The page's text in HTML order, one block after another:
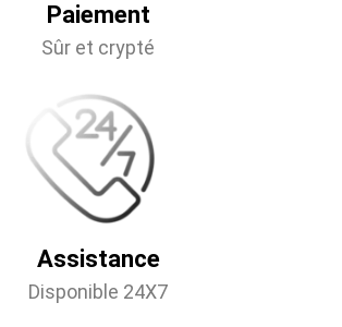
Paiement
Sûr et crypté
Assistance
Disponible 24X7